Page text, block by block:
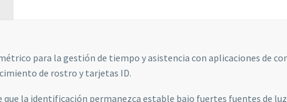
para la gestión de tiempo y asistencia con aplicaciones de
de rostro y tarjetas ID.
la identificación permanezca estable bajo fuertes fuentes de
Para que